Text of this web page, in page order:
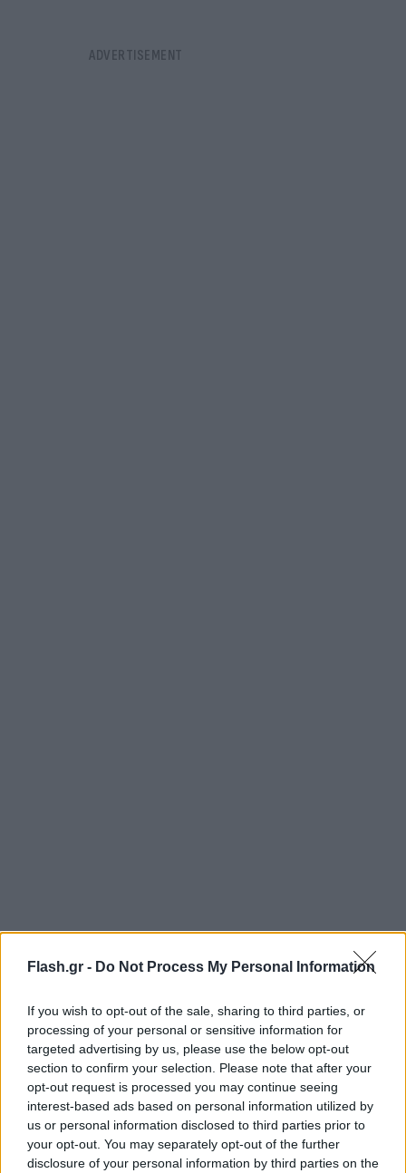
Flash.gr - Do Not Process My Personal Information
If you wish to opt-out of the sale, sharing to third parties, or
processing of your personal or sensitive information for
targeted advertising by us, please use the below opt-out
section to confirm your selection. Please note that after your
opt-out request is processed you may continue seeing
interest-based ads based on personal information utilized by
us or personal information disclosed to third parties prior to
your opt-out. You may separately opt-out of the further
disclosure of your personal information by third parties on the
κάνει καμία αναφορά σε επιθέσεις μέχρι στιγμής.
Μολονότι η οργάνωση ηττήθηκε το 2019 στη Συρία,
τα μέλη του Ισλαμικού Κράτους έχουν καταφύγει
στην έρημο και από εκεί εξαπολύουν φωνητικές
επιθέσεις, με στόχο κυρίως τις φιλοκυβερνητικές
δυνάμεις και τους Κούρδους συμμάχους της